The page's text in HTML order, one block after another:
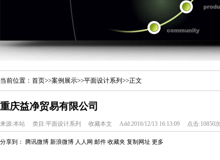
当前位置： 首页>>案例展示>>平面设计系列 >>正文
重庆益净贸易有限公司
来源:本站 类目:平面设计系列 收藏本文 Add:2016/12/13 16:13:09 点击:10850
分享到： 腾讯微博 新浪微博 人人网 邮件 收藏夹 复制网址 更多